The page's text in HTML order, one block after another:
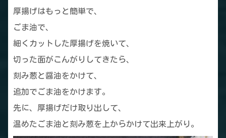
厚揚げはもっと簡単で、
ごま油で、
細くカットした厚揚げを焼いて、
切った面がこんがりしてきたら、
刻み葱と醤油をかけて、
追加でごま油をかけます。
先に、厚揚げだけ取り出して、
温めたごま油と刻み葱を上からかけて出来上がり。